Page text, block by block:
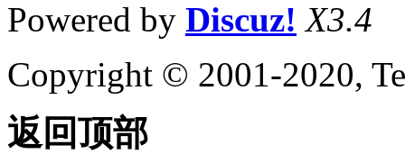
Powered by Discuz! X3.4
Copyright © 2001-2020,
返回顶部